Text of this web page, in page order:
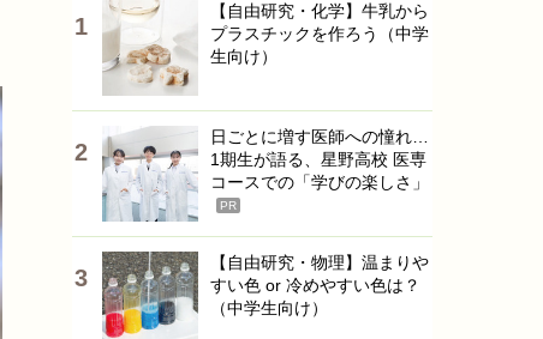
【自由研究・化学】牛乳から
プラスチックを作ろう（中学
生向け）
日ごとに増す医師への憧れ…
1期生が語る、星野高校 医専
コースでの「学びの楽しさ」
PR
【自由研究・物理】温まりや
すい色 or 冷めやすい色は？
（中学生向け）